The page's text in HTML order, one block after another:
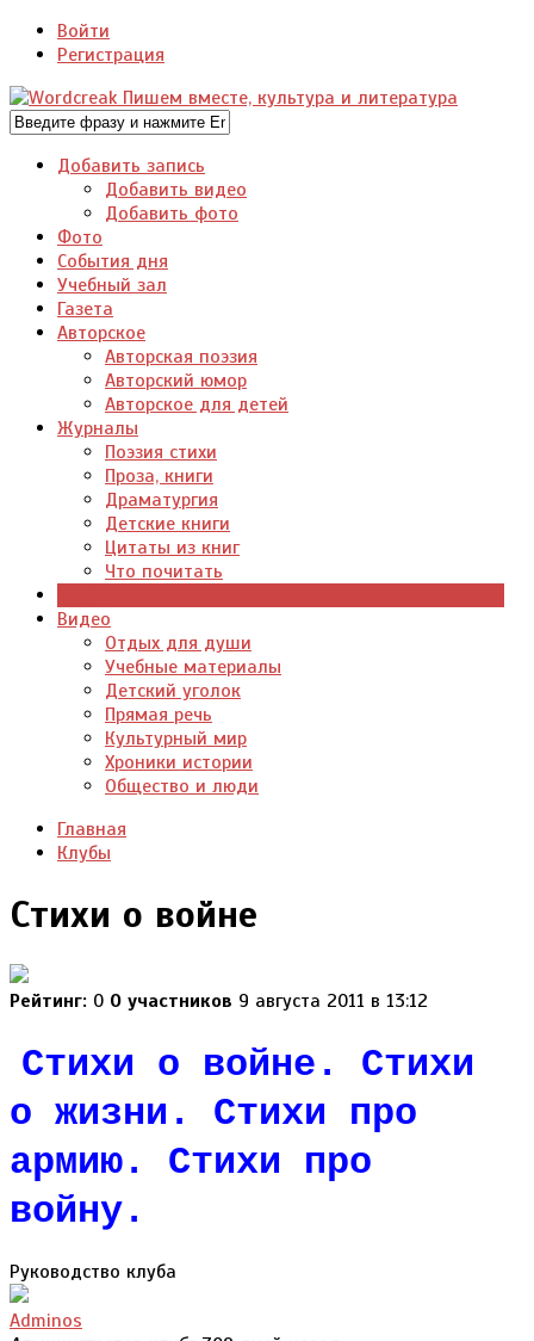
Войти
Регистрация
Добавить запись
Добавить видео
Добавить фото
Фото
События дня
Учебный зал
Газета
Авторское
Авторская поэзия
Авторский юмор
Авторское для детей
Журналы
Поэзия стихи
Проза, книги
Драматургия
Детские книги
Цитаты из книг
Что почитать
Видео
Отдых для души
Учебные материалы
Детский уголок
Прямая речь
Культурный мир
Хроники истории
Общество и люди
Главная
Клубы
Стихи о войне
Рейтинг: 0 0 участников 9 августа 2011 в 13:12
Стихи о войне. Стихи
о жизни. Стихи про
армию. Стихи про
войну.
Руководство клуба
Adminos